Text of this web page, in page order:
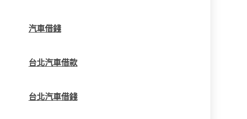
汽車借錢
台北汽車借款
台北汽車借錢